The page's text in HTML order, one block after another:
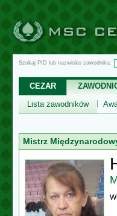
Szukaj PID lub nazwisko zawodnika:
CEZAR
Lista zawodników
Mistrz